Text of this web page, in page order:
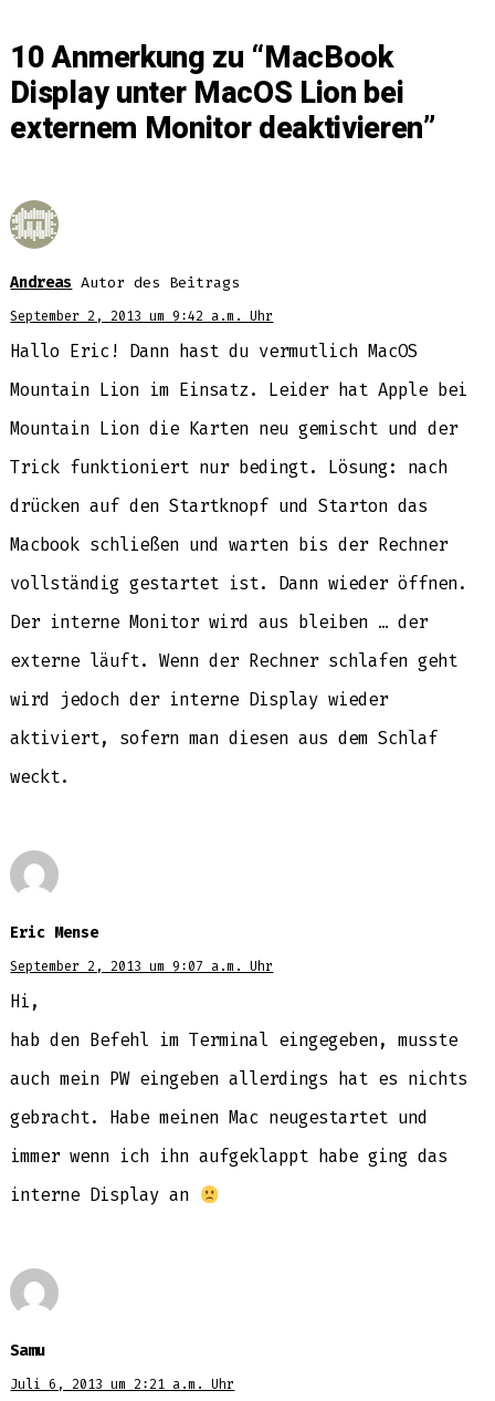
10 Anmerkung zu “MacBook
Display unter MacOS Lion bei
externem Monitor deaktivieren”
Andreas Autor des Beitrags
September 2, 2013 um 9:42 a.m. Uhr
Hallo Eric! Dann hast du vermutlich MacOS
Mountain Lion im Einsatz. Leider hat Apple bei
Mountain Lion die Karten neu gemischt und der
Trick funktioniert nur bedingt. Lösung: nach
drücken auf den Startknopf und Starton das
Macbook schließen und warten bis der Rechner
vollständig gestartet ist. Dann wieder öffnen.
Der interne Monitor wird aus bleiben … der
externe läuft. Wenn der Rechner schlafen geht
wird jedoch der interne Display wieder
aktiviert, sofern man diesen aus dem Schlaf
weckt.
Eric Mense
September 2, 2013 um 9:07 a.m. Uhr
Hi,
hab den Befehl im Terminal eingegeben, musste
auch mein PW eingeben allerdings hat es nichts
gebracht. Habe meinen Mac neugestartet und
immer wenn ich ihn aufgeklappt habe ging das
interne Display an
Samu
Juli 6, 2013 um 2:21 a.m. Uhr